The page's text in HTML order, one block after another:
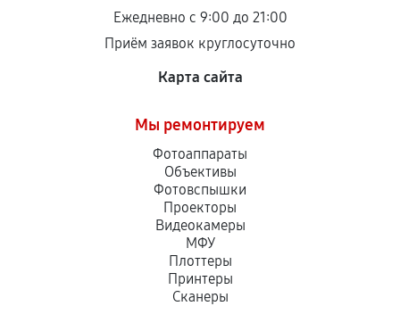
Ежедневно с 9:00 до 21:00
Приём заявок круглосуточно
Карта сайта
Мы ремонтируем
Фотоаппараты
Объективы
Фотовспышки
Проекторы
Видеокамеры
МФУ
Плоттеры
Принтеры
Сканеры